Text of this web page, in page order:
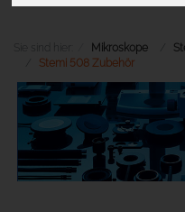
Sie sind hier: Mikroskope
Stemi 508 Zubehör